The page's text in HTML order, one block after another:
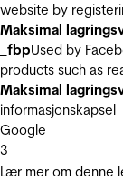
website by
Maksimal
_fbpUsed by
products such as
Maksimal
informasjonskapsel
Google
3
Lær mer om denne